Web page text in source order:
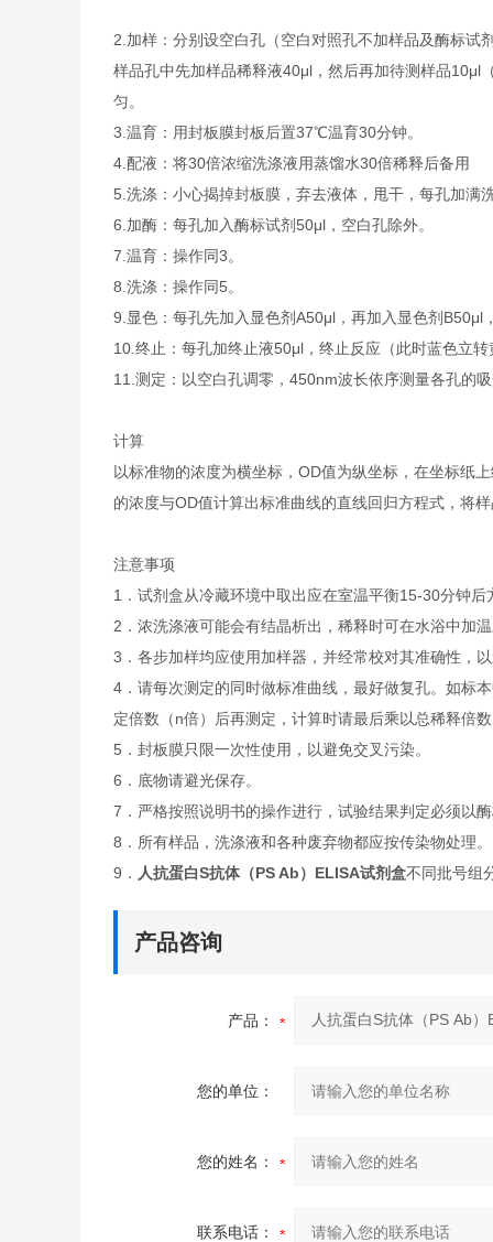
2.加样：分别设空白孔（空白对照孔不加样品及酶标试
样品孔中先加样品稀释液40μl，然后再加待测样品10μl
匀。
3.温育：用封板膜封板后置37℃温育30分钟。
4.配液：将30倍浓缩洗涤液用蒸馏水30倍稀释后备用
5.洗涤：小心揭掉封板膜，弃去液体，甩干，每孔加满
6.加酶：每孔加入酶标试剂50μl，空白孔除外。
7.温育：操作同3。
8.洗涤：操作同5。
9.显色：每孔先加入显色剂A50μl，再加入显色剂
10.终止：每孔加终止液50μl，终止反应（此时蓝色立转
11.测定：以空白孔调零，450nm波长依序测量各孔的
计算
以标准物的浓度为横坐标，OD值为纵坐标，在坐标纸
的浓度与OD值计算出标准曲线的直线回归方程式，将
注意事项
1．试剂盒从冷藏环境中取出应在室温平衡15-30分钟
2．浓洗涤液可能会有结晶析出，稀释时可在水浴中加
3．各步加样均应使用加样器，并经常校对其准确性，
4．请每次测定的同时做标准曲线，最好做复孔。如标
定倍数（n倍）后再测定，计算时请最后乘以总稀释倍
5．封板膜只限一次性使用，以避免交叉污染。
6．底物请避光保存。
7．严格按照说明书的操作进行，试验结果判定必须以
8．所有样品，洗涤液和各种废弃物都应按传染物处理。
9． 人抗蛋白S抗体（PS Ab）ELISA试剂盒不同批号组
产品咨询
产品：
您的单位：
您的姓名：
联系电话：